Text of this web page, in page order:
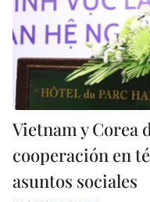
Vietnam y Corea
cooperación en
asuntos sociales